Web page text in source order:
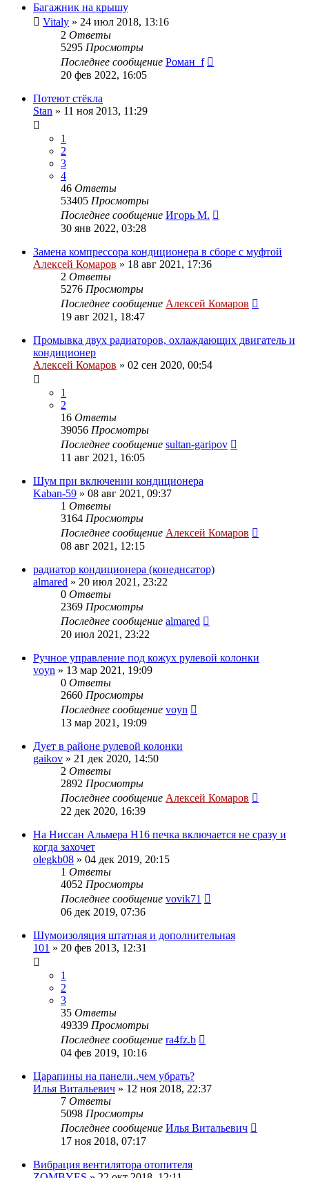
Багажник на крышу
Vitaly » 24 июл 2018, 13:16
2 Ответы
5295 Просмотры
Последнее сообщение Роман_f
20 фев 2022, 16:05
Потеют стёкла
Stan » 11 ноя 2013, 11:29
1
2
3
4
46 Ответы
53405 Просмотры
Последнее сообщение Игорь М.
30 янв 2022, 03:28
Замена компрессора кондиционера в сборе с муфтой
Алексей Комаров » 18 авг 2021, 17:36
2 Ответы
5276 Просмотры
Последнее сообщение Алексей Комаров
19 авг 2021, 18:47
Промывка двух радиаторов, охлаждающих двигатель и
кондиционер
Алексей Комаров » 02 сен 2020, 00:54
1
2
16 Ответы
39056 Просмотры
Последнее сообщение sultan-garipov
11 авг 2021, 16:05
Шум при включении кондиционера
Kaban-59 » 08 авг 2021, 09:37
1 Ответы
3164 Просмотры
Последнее сообщение Алексей Комаров
08 авг 2021, 12:15
радиатор кондиционера (конеднсатор)
almared » 20 июл 2021, 23:22
0 Ответы
2369 Просмотры
Последнее сообщение almared
20 июл 2021, 23:22
Ручное управление под кожух рулевой колонки
voyn » 13 мар 2021, 19:09
0 Ответы
2660 Просмотры
Последнее сообщение voyn
13 мар 2021, 19:09
Дует в районе рулевой колонки
gaikov » 21 дек 2020, 14:50
2 Ответы
2892 Просмотры
Последнее сообщение Алексей Комаров
22 дек 2020, 16:39
На Ниссан Альмера Н16 печка включается не сразу и
когда захочет
olegkb08 » 04 дек 2019, 20:15
1 Ответы
4052 Просмотры
Последнее сообщение vovik71
06 дек 2019, 07:36
Шумоизоляция штатная и дополнительная
101 » 20 фев 2013, 12:31
1
2
3
35 Ответы
49339 Просмотры
Последнее сообщение ra4fz.b
04 фев 2019, 10:16
Царапины на панели..чем убрать?
Илья Витальевич » 12 ноя 2018, 22:37
7 Ответы
5098 Просмотры
Последнее сообщение Илья Витальевич
17 ноя 2018, 07:17
Вибрация вентилятора отопителя